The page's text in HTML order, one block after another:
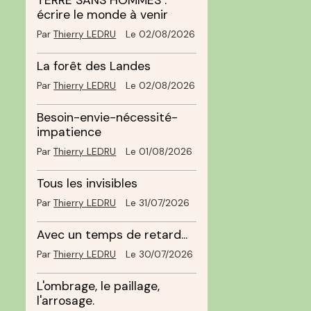
écrire le monde à venir
ParThierry LEDRU Le 02/08/2026
La forêt des Landes
ParThierry LEDRU Le 02/08/2026
Besoin-envie-nécessité-
impatience
ParThierry LEDRU Le 01/08/2026
Tous les invisibles
ParThierry LEDRU Le 31/07/2026
Avec un temps de retard...
ParThierry LEDRU Le 30/07/2026
L'ombrage, le paillage,
l'arrosage.